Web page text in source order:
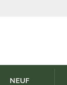
NEUF